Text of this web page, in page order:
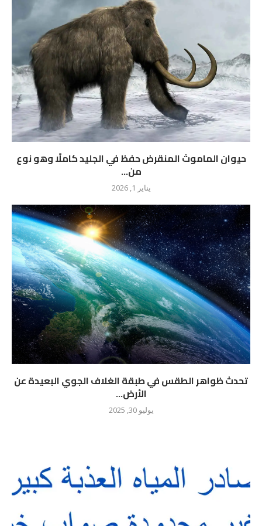
حيوان الماموث المنقرض حفظ في الجليد كاملًا وهو نوع
من...
يناير 1, 2026
تحدث ظواهر الطقس في طبقة الغلاف الجوي البعيدة عن
الأرض...
يوليو 30, 2025